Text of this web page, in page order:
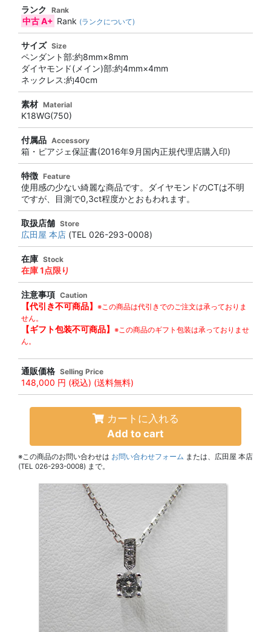
ランク Rank
中古 A+ Rank (ランクについて)
サイズ Size
ペンダント部:約8mm×8mm
ダイヤモンド(メイン)部:約4mm×4mm
ネックレス:約40cm
素材 Material
K18WG(750)
付属品 Accessory
箱・ピアジェ保証書(2016年9月国内正規代理店購入印)
特徴 Feature
使用感の少ない綺麗な商品です。ダイヤモンドのCTは不明
ですが、目測で0,3ct程度かとおもわれます。
取扱店舗 Store
広田屋 本店 (TEL 026-293-0008)
在庫 Stock
在庫 1点限り
注意事項 Caution
【代引き不可商品】
※この商品は代引きでのご注文は承っておりま
せん。
【ギフト包装不可商品】
※この商品のギフト包装は承っておりませ
ん。
通販価格 Selling Price
148,000 円 (税込) (送料無料)
カートに入れる
Add to cart
※この商品のお問い合わせは お問い合わせフォーム または、広田屋 本店
(TEL 026-293-0008) まで。